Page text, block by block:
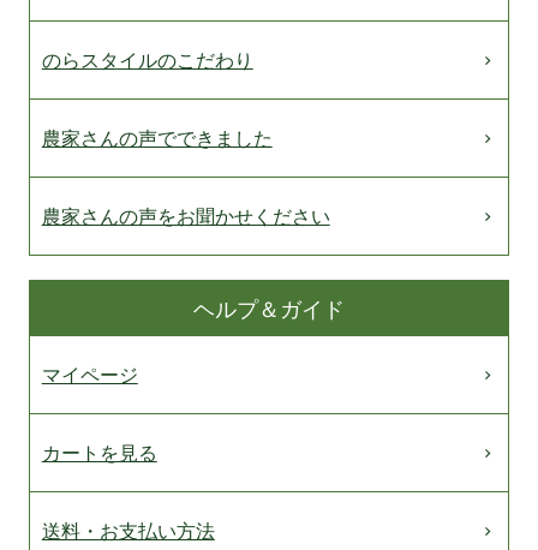
のらスタイルのこだわり
農家さんの声でできました
農家さんの声をお聞かせください
ヘルプ＆ガイド
マイページ
カートを見る
送料・お支払い方法